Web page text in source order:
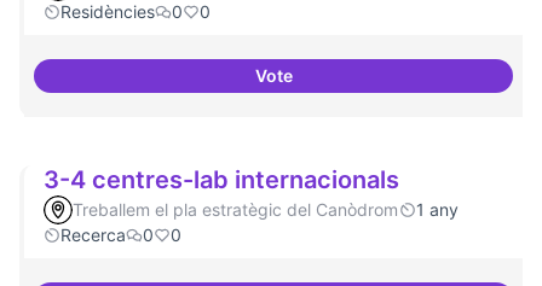
Residències
0 0
Vote20 projectes residents
3-4 centres-lab internacionals
Treballem el pla estratègic del Canòdrom
1 any
Recerca
0 0